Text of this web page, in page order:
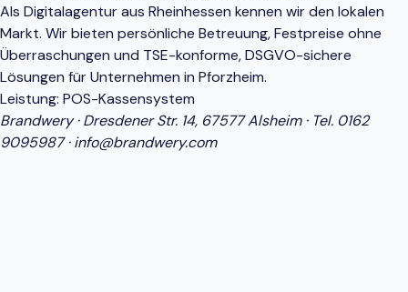
Als Digitalagentur aus Rheinhessen kennen wir den lokalen
Markt. Wir bieten persönliche Betreuung, Festpreise ohne
Überraschungen und TSE-konforme, DSGVO-sichere
Lösungen für Unternehmen in Pforzheim.
Leistung: POS-Kassensystem
Brandwery · Dresdener Str. 14, 67577 Alsheim · Tel. 0162
9095987·info@brandwery.com